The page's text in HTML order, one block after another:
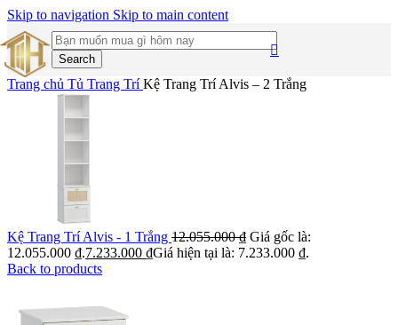
Skip to navigation Skip to main content
Search
Trang chủ Tủ Trang TríKệ Trang Trí Alvis – 2 Trắng
Kệ Trang Trí Alvis - 1 Trắng 12.055.000₫ Giá gốc là:
12.055.000 ₫.7.233.000 ₫Giá hiện tại là: 7.233.000 ₫.
Back to products